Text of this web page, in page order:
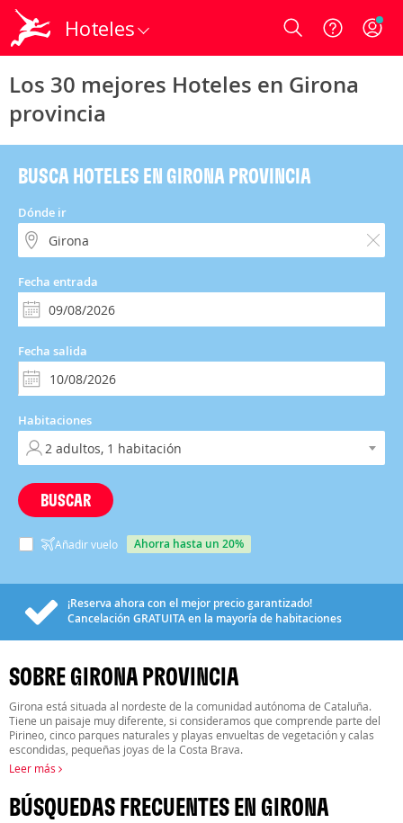
Hoteles Login
Los 30 mejores Hoteles en Girona
provincia
BUSCA HOTELES EN GIRONA PROVINCIA
Dónde ir
Fecha entrada
Fecha salida
Habitaciones
BUSCAR
Añadir vuelo ahorra hasta un 20%
¡Reserva ahora con el mejor precio garantizado!
Cancelación GRATUITAen la mayoría de habitaciones
SOBRE GIRONA PROVINCIA
Girona está situada al nordeste de la comunidad autónoma de Cataluña.
Tiene un paisaje muy diferente, si consideramos que comprende parte del
Pirineo, cinco parques naturales y playas envueltas de vegetación y calas
escondidas, pequeñas joyas de la Costa Brava.
Leer más
BÚSQUEDAS FRECUENTES EN GIRONA